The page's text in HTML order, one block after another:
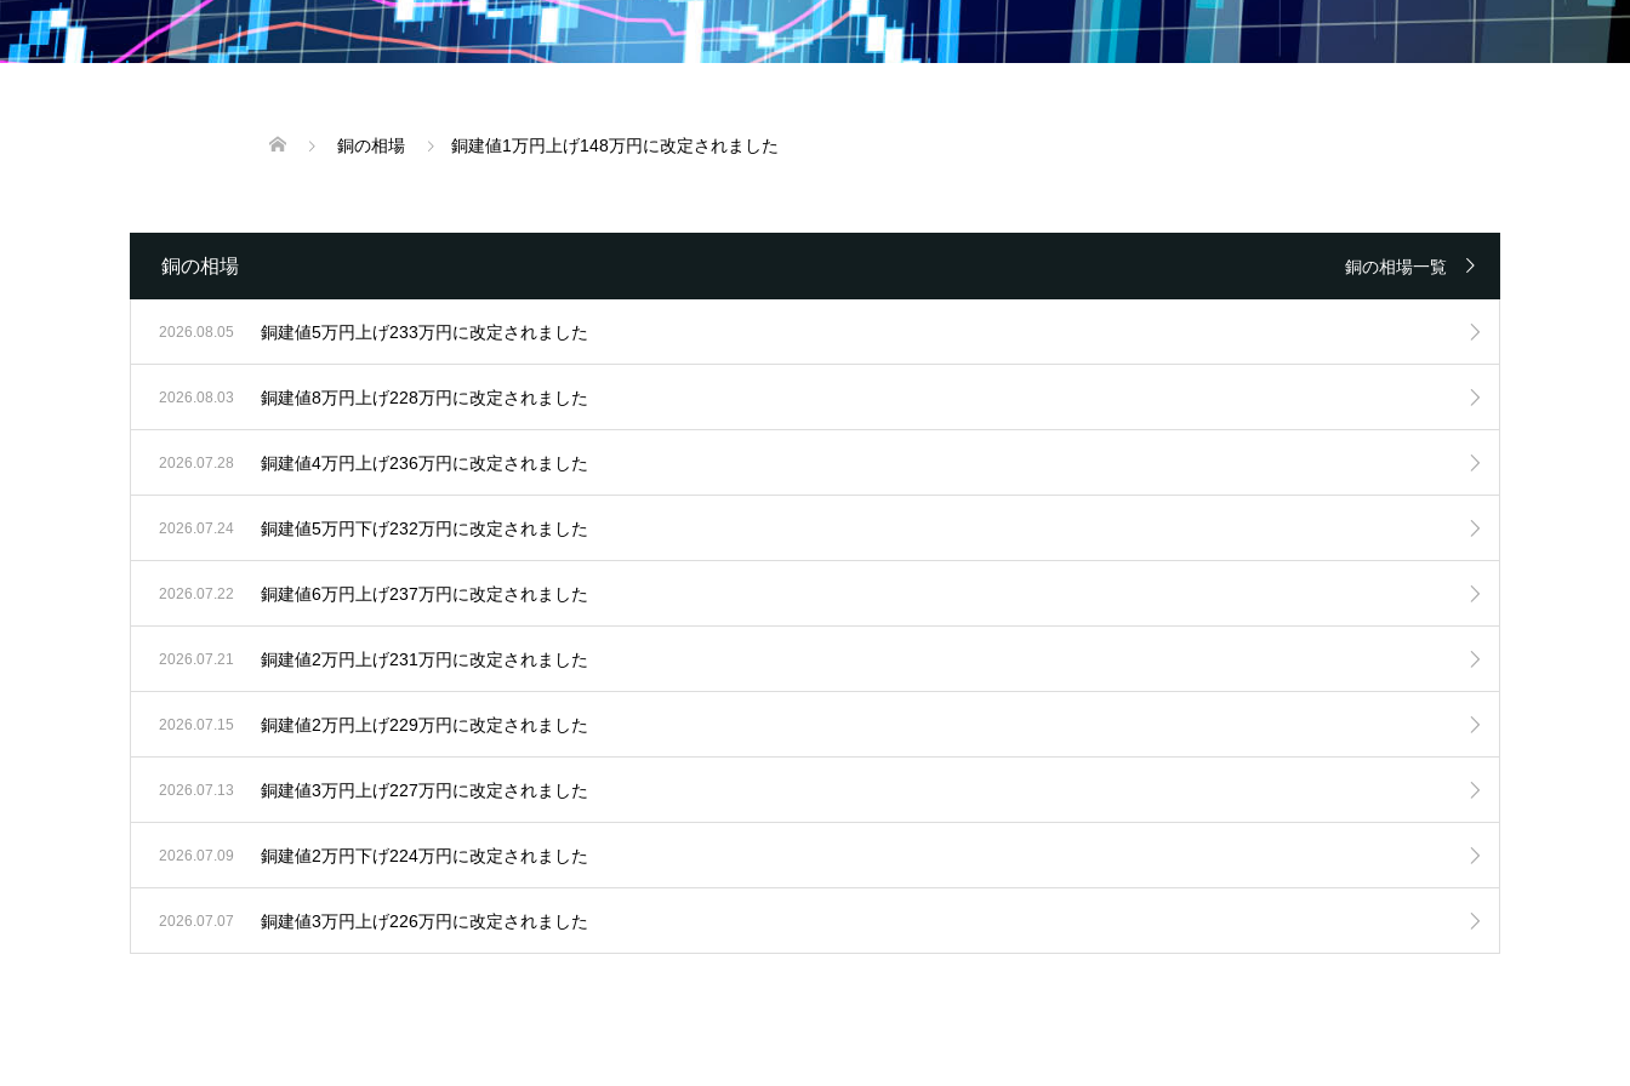
銅の相場 銅建値1万円上げ148万円に改定されました
銅の相場 銅の相場一覧
2026.08.05 銅建値5万円上げ233万円に改定されました
2026.08.03 銅建値8万円上げ228万円に改定されました
2026.07.28 銅建値4万円上げ236万円に改定されました
2026.07.24 銅建値5万円下げ232万円に改定されました
2026.07.22 銅建値6万円上げ237万円に改定されました
2026.07.21 銅建値2万円上げ231万円に改定されました
2026.07.15 銅建値2万円上げ229万円に改定されました
2026.07.13 銅建値3万円上げ227万円に改定されました
2026.07.09 銅建値2万円下げ224万円に改定されました
2026.07.07 銅建値3万円上げ226万円に改定されました